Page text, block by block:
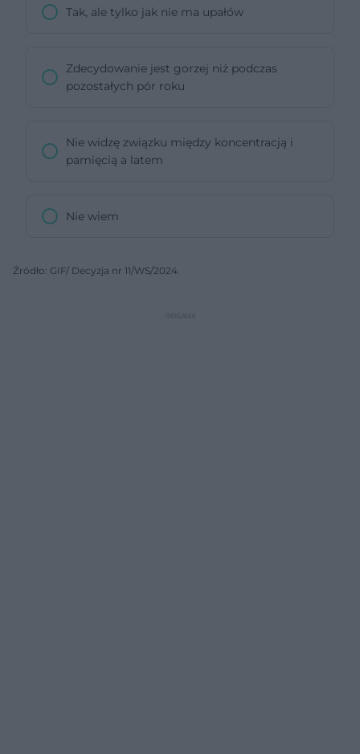
Tak, ale tylko jak nie ma upałów
Zdecydowanie jest gorzej niż podczas
pozostałych pór roku
Nie widzę związku między koncentracją i
pamięcią a latem
Nie wiem
Źródło: GIF/ Decyzja nr 11/WS/2024.